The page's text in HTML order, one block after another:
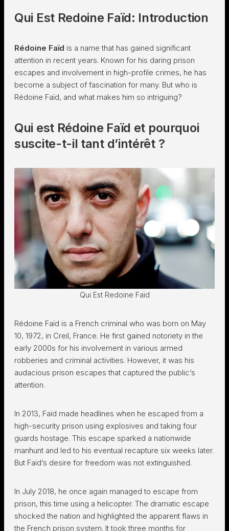
Qui Est Redoine Faïd: Introduction
Rédoine Faïd is a name that has gained significant
attention in recent years. Known for his daring prison
escapes and involvement in high-profile crimes, he has
become a subject of fascination for many. But who is
Rédoine Faïd, and what makes him so intriguing?
Qui est Rédoine Faïd et pourquoi
suscite-t-il tant d’intérêt ?
Qui Est Redoine Faïd
Rédoine Faïd is a French criminal who was born on May
10, 1972, in Creil, France. He first gained notoriety in the
early 2000s for his involvement in various armed
robberies and criminal activities. However, it was his
audacious prison escapes that captured the public’s
attention.
In 2013, Faïd made headlines when he escaped from a
high-security prison using explosives and taking four
guards hostage. This escape sparked a nationwide
manhunt and led to his eventual recapture six weeks later.
But Faïd’s desire for freedom was not extinguished.
In July 2018, he once again managed to escape from
prison, this time using a helicopter. The dramatic escape
shocked the nation and highlighted the apparent flaws in
the French prison system. It took three months for